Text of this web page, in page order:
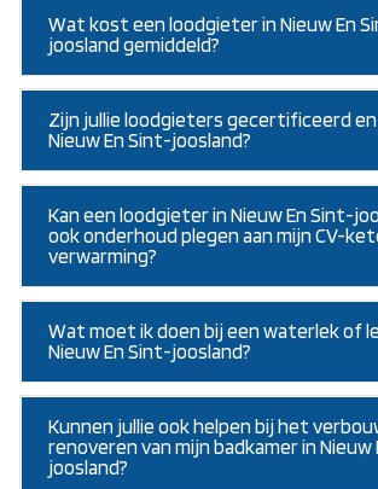
Wat kost een loodgieter in Nieuw En
joosland gemiddeld?
Zijn jullie loodgieters gecertificeerd
Nieuw En Sint-joosland?
Kan een loodgieter in Nieuw En Sint-
ook onderhoud plegen aan mijn CV-
verwarming?
Wat moet ik doen bij een waterlek of
Nieuw En Sint-joosland?
Kunnen jullie ook helpen bij het
renoveren van mijn badkamer in Nieuw
joosland?